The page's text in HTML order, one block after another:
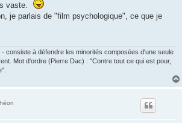
vaste.
je parlais de "film psychologique", ce que je
consiste à défendre les minorités composées d'une seule
Mot d'ordre (Pierre Dac) : "Contre tout ce qui est pour,